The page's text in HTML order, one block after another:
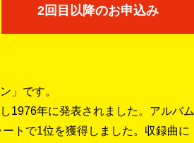
2回目以降のお申込み
」です。
1976年に発表されました。アルバム
トで1位を獲得しました。収録曲に